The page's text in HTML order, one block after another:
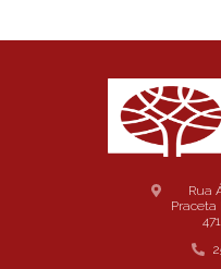
Rua
Praceta